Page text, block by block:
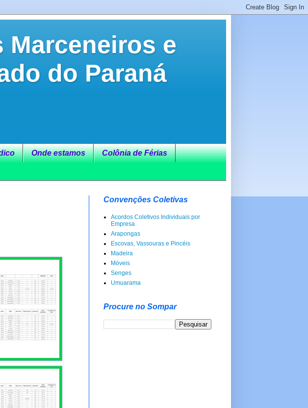
e
do Paraná
Onde estamos Colônia de Férias
Convenções Coletivas
Acordos Coletivos Individuais por
Empresa
Arapongas
Escovas, Vassouras e Pincéis
Madeira
Móveis
Senges
Umuarama
Procure no Sompar